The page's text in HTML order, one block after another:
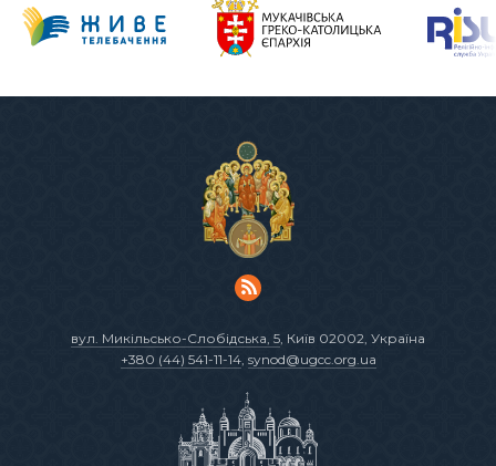
вул. Микільсько-Слобідська, 5 , Київ 02002, Україна
+380 (44) 541-11-14, synod@ugcc.org.ua